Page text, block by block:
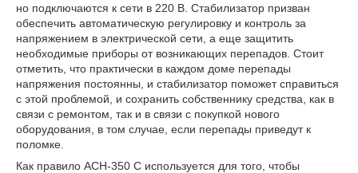
но подключаются к сети в 220 В. Стабилизатор призван
обеспечить автоматическую регулировку и контроль за
напряжением в электрической сети, а еще защитить
необходимые приборы от возникающих перепадов. Стоит
отметить, что практически в каждом доме перепады
напряжения постоянны, и стабилизатор поможет справиться
с этой проблемой, и сохранить собственнику средства, как в
связи с ремонтом, так и в связи с покупкой нового
оборудования, в том случае, если перепады приведут к
поломке.
Как правило АСН-350 С используется для того, чтобы